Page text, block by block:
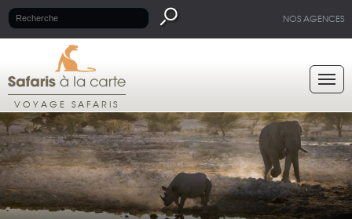
NOS AGENCES
VOYAGE SAFARIS